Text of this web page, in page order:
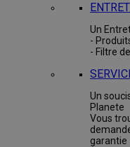
Un
-
- Filtre
Un
Planete
Vous
garantie